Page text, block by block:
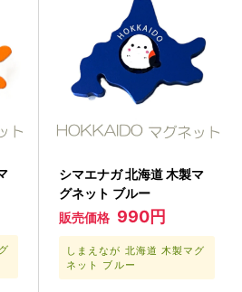
シマエナガ 北海道 木製マ
グネット ブルー
販売価格 990円
しまえなが 北海道 木製マグ
ネット ブルー